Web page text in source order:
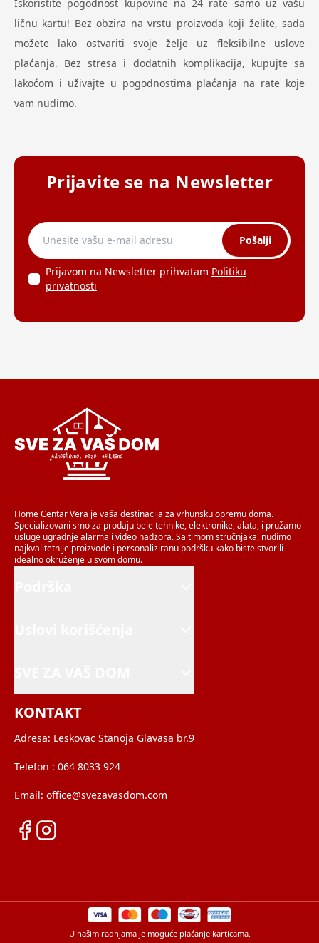
Iskoristite pogodnost kupovine na 24 rate samo uz vašu
ličnu kartu! Bez obzira na vrstu proizvoda koji želite, sada
možete lako ostvariti svoje želje uz fleksibilne uslove
plaćanja. Bez stresa i dodatnih komplikacija, kupujte sa
lakoćom i uživajte u pogodnostima plaćanja na rate koje
vam nudimo.
Prijavite se na Newsletter
Pošalji
Prijavom na Newsletter prihvatam Politiku
privatnosti
Home Centar Vera je vaša destinacija za vrhunsku opremu doma.
Specializovani smo za prodaju bele tehnike, elektronike, alata, i pružamo
usluge ugradnje alarma i video nadzora. Sa timom stručnjaka, nudimo
najkvalitetnije proizvode i personaliziranu podršku kako biste stvorili
idealno okruženje u svom domu.
KONTAKT
Adresa: Leskovac Stanoja Glavasa br.9
Telefon : 064 8033 924
Email: office@svezavasdom.com
U našim radnjama je moguće plaćanje karticama.